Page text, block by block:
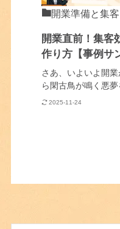
開業準備と集客
開業直前！集客
作り方【事例サ
さあ、いよいよ開
ら閑古鳥が鳴く悪夢
2025-11-24